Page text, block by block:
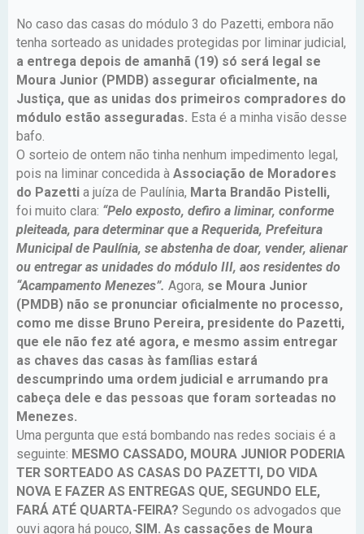
No caso das casas do módulo 3 do Pazetti, embora não
tenha sorteado as unidades protegidas por liminar judicial,
a entrega depois de amanhã (19) só será legal se
Moura Junior (PMDB) assegurar oficialmente, na
Justiça, que as unidas dos primeiros compradores do
módulo estão asseguradas. Esta é a minha visão desse
bafo.
O sorteio de ontem não tinha nenhum impedimento legal,
pois na liminar concedida à Associação de Moradores
do Pazetti a juíza de Paulínia, Marta Brandão Pistelli,
foi muito clara: “Pelo exposto, defiro a liminar, conforme
pleiteada, para determinar que a Requerida, Prefeitura
Municipal de Paulínia, se abstenha de doar, vender, alienar
ou entregar as unidades do módulo III, aos residentes do
“Acampamento Menezes”. Agora, se Moura Junior
(PMDB) não se pronunciar oficialmente no processo,
como me disse Bruno Pereira, presidente do Pazetti,
que ele não fez até agora, e mesmo assim entregar
as chaves das casas às famílias estará
descumprindo uma ordem judicial e arrumando pra
cabeça dele e das pessoas que foram sorteadas no
Menezes.
Uma pergunta que está bombando nas redes sociais é a
seguinte: MESMO CASSADO, MOURA JUNIOR PODERIA
TER SORTEADO AS CASAS DO PAZETTI, DO VIDA
NOVA E FAZER AS ENTREGAS QUE, SEGUNDO ELE,
FARÁ ATÉ QUARTA-FEIRA? Segundo os advogados que
ouvi agora há pouco, SIM. As cassações de Moura